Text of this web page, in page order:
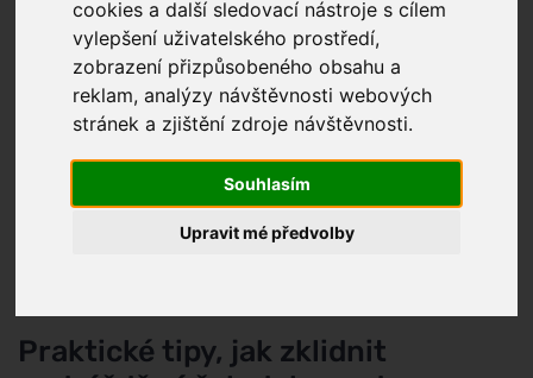
cookies a další sledovací nástroje s cílem
vylepšení uživatelského prostředí,
zobrazení přizpůsobeného obsahu a
reklam, analýzy návštěvnosti webových
stránek a zjištění zdroje návštěvnosti.
Souhlasím
Upravit mé předvolby
Praktické tipy, jak zklidnit